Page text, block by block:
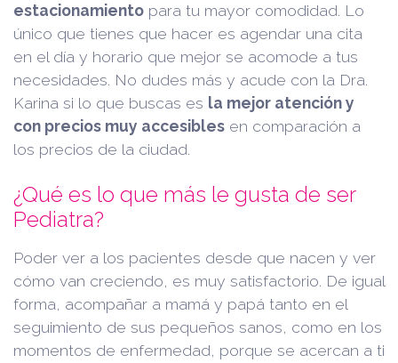
estacionamiento para tu mayor comodidad. Lo
único que tienes que hacer es agendar una cita
en el día y horario que mejor se acomode a tus
necesidades. No dudes más y acude con la Dra.
Karina si lo que buscas es la mejor atención y
con precios muy accesibles en comparación a
los precios de la ciudad.
¿Qué es lo que más le gusta de ser
Pediatra?
Poder ver a los pacientes desde que nacen y ver
cómo van creciendo, es muy satisfactorio. De igual
forma, acompañar a mamá y papá tanto en el
seguimiento de sus pequeños sanos, como en los
momentos de enfermedad, porque se acercan a ti